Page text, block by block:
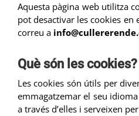
Aquesta pàgina web utilitza
pot desactivar les cookies en
correu a
Què són les cookies?
Les cookies són útils per
emmagatzemar el seu
a través d’elles i serveixen